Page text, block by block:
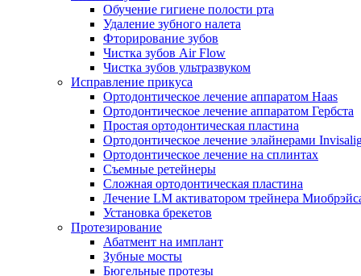
Обучение гигиене полости рта
Удаление зубного налета
Фторирование зубов
Чистка зубов Air Flow
Чистка зубов ультразвуком
Исправление прикуса
Ортодонтическое лечение аппаратом Haas
Ортодонтическое лечение аппаратом Гербста
Простая ортодонтическая пластина
Ортодонтическое лечение элайнерами
Ортодонтическое лечение на сплинтах
Съемные ретейнеры
Сложная ортодонтическая пластина
Лечение LM активатором трейнера
Установка брекетов
Протезирование
Абатмент на имплант
Зубные мосты
Бюгельные протезы